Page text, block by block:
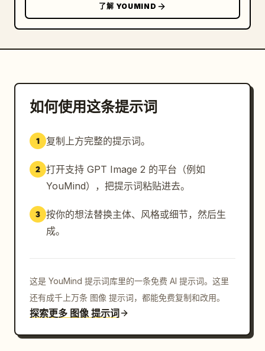
了解 YOUMIND
如何使用这条提示词
1 复制上方完整的提示词。
2 打开支持 GPT Image 2 的平台（例如
YouMind），把提示词粘贴进去。
3 按你的想法替换主体、风格或细节，然后生
成。
这是 YouMind 提示词库里的一条免费 AI 提示词。这里
还有成千上万条 图像 提示词，都能免费复制和改用。
探索更多 图像 提示词